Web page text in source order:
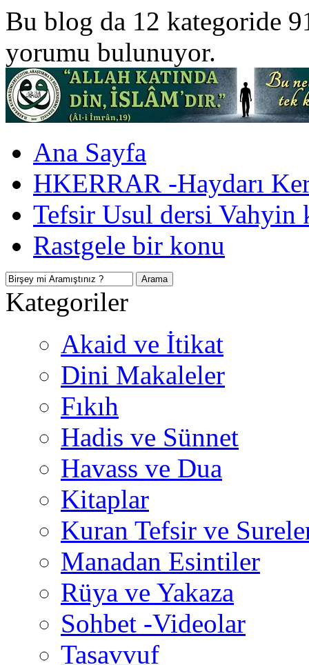
Bu blog da 12 kategoride
yorumu bulunuyor.
Ana Sayfa
HKERRAR -Haydarı
Tefsir Usul dersi Vahyin
Rastgele bir konu
Kategoriler
Akaid ve İtikat
Dini Makaleler
Fıkıh
Hadis ve Sünnet
Havass ve Dua
Kitaplar
Kuran Tefsir ve
Manadan Esintiler
Rüya ve Yakaza
Sohbet -Videolar
Tasavvuf